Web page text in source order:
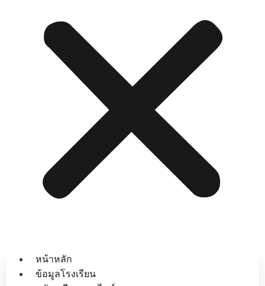
หน้าหลัก
ข้อมูลโรงเรียน